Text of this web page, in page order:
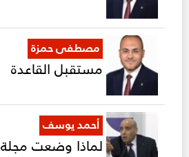
مصطفى حمزة
مستقبل القاعدة
أحمد يوسف
لماذا وضعت